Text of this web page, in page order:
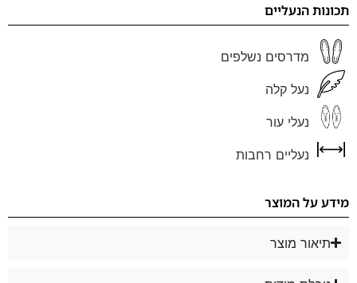
תכונות הנעליים
מדרסים נשלפים
נעל קלה
נעלי עור
נעליים רחבות
מידע על המוצר
תיאור מוצר